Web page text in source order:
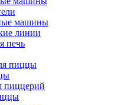
машины
линии
печь
пиццы
пиццерий